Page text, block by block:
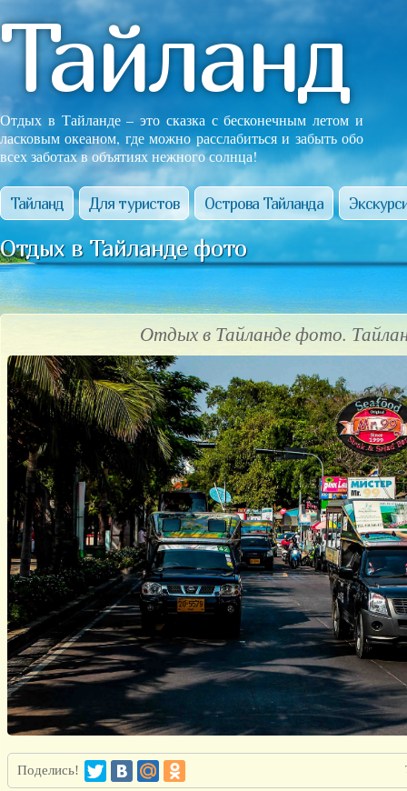
Тайланд
Отдых в Тайланде – это сказка с бесконечным летом и
ласковым океаном, где можно расслабиться и забыть обо
всех заботах в объятиях нежного солнца!
Тайланд Для туристов Острова Тайланда
Отдых в Тайланде фото
Отдых в Тайланде фото.
Поделись!